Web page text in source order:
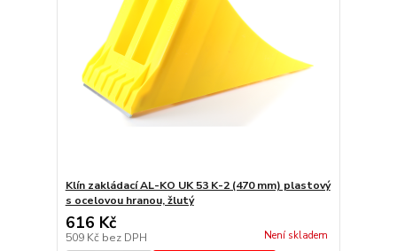
Klín zakládací AL-KO UK 53 K-2 (470 mm) plastový
s ocelovou hranou, žlutý
616 Kč
509 Kč bez DPH Není skladem